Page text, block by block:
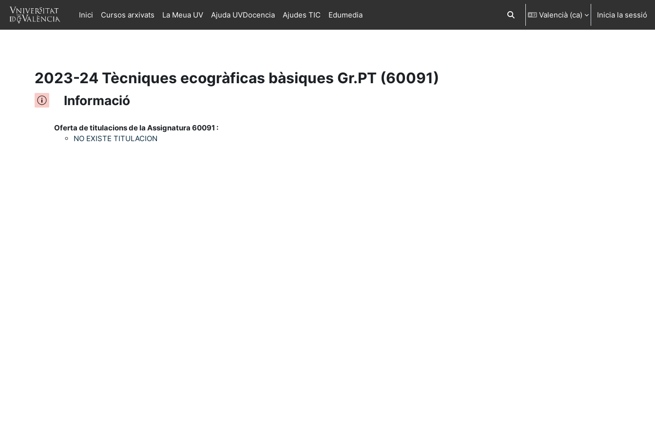
Ves al contingut principalInici Cursos arxivats La Meua UV Ajuda UVDocencia Ajudes TIC Edumedia Commuta l'entrada de la cerca
Valencià ‎(ca)‎ Inicia la sessió
2023-24 Tècniques ecogràficas bàsiques Gr.PT (60091)
Informació
Oferta de titulacions de la Assignatura 60091 :
NO EXISTE TITULACION